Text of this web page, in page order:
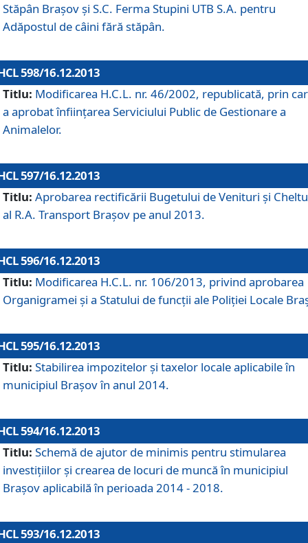
Stăpân Braşov şi S.C. Ferma Stupini UTB S.A. pentru
Adăpostul de câini fără stăpân.
598/16.12.2013
Titlu: Modificarea H.C.L. nr. 46/2002, republicată, prin
a aprobat înfiinţarea Serviciului Public de Gestionare a
Animalelor.
597/16.12.2013
Titlu: Aprobarea rectificării Bugetului de Venituri şi
al R.A. Transport Braşov pe anul 2013.
596/16.12.2013
Titlu: Modificarea H.C.L. nr. 106/2013, privind aprobarea
Organigramei şi a Statului de funcţii ale Poliţiei Locale
595/16.12.2013
Titlu: Stabilirea impozitelor şi taxelor locale aplicabile în
municipiul Braşov în anul 2014.
594/16.12.2013
Titlu: Schemă de ajutor de minimis pentru stimularea
investiţiilor şi crearea de locuri de muncă în municipiul
Braşov aplicabilă în perioada 2014 - 2018.
593/16.12.2013